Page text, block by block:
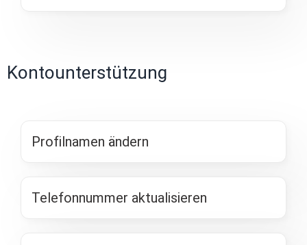
Kontounterstützung
Profilnamen ändern
Telefonnummer aktualisieren